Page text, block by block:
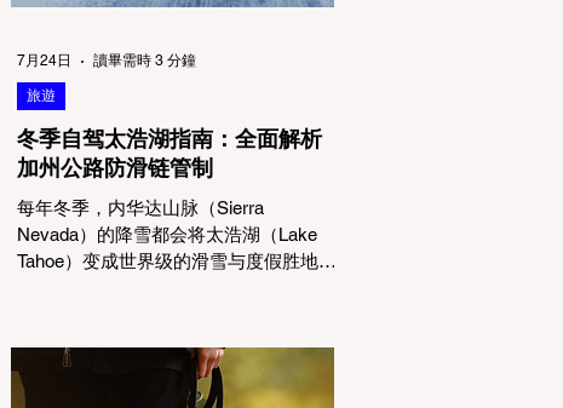
冬季自驾太浩湖指南：全面解析
加州公路防滑链管制
每年冬季，内华达山脉（Sierra
Nevada）的降雪都会将太浩湖（Lake
Tahoe）变成世界级的滑雪与度假胜地。
交通局 (Caltrans) 严格的防滑链管制
(Chain Controls)。 不了解这些规定，不
旅遊
7月24日 讀畢需時 3 分鐘